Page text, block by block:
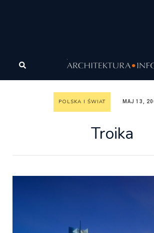
Architektura
POLSKA I ŚWIAT MAJ 13,
Troika